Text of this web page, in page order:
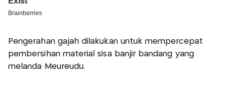
Pengerahan gajah dilakukan untuk mempercepat
pembersihan material sisa banjir bandang yang
melanda Meureudu.